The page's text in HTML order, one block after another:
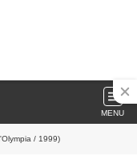
MENU
/ 1999)